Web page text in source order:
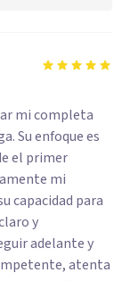
mi completa
Su enfoque es
el primer
mi
capacidad para
y
adelante y
atenta